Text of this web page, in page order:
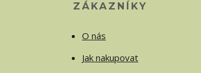
ZÁKAZNÍKY
O nás
Jak nakupovat